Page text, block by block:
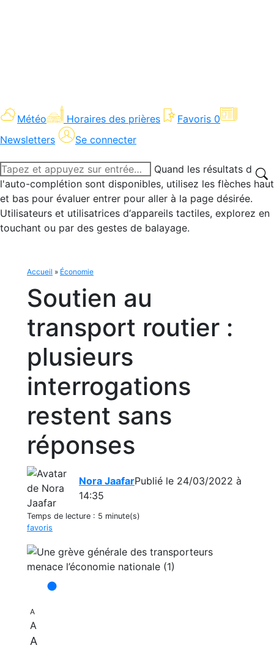
Météo Horaires des prières Favoris 0
Newsletters
Se connecter
Recherche
:
Quand les résultats de
l'auto-complétion sont disponibles, utilisez les flèches haut
et bas pour évaluer entrer pour aller à la page désirée.
Utilisateurs et utilisatrices d‘appareils tactiles, explorez en
touchant ou par des gestes de balayage.
Accueil » Économie
Soutien au
transport routier :
plusieurs
interrogations
restent sans
réponses
Nora JaafarPublié le 24/03/2022 à
14:35
Temps de lecture : 5 minute(s)
favoris
A
A
A